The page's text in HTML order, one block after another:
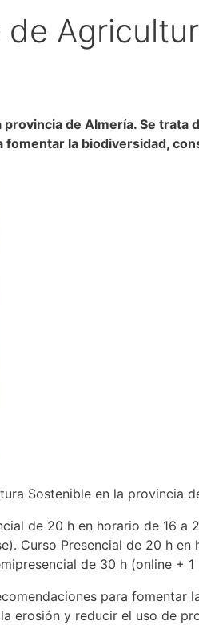
de Almería. Se
la biodiversidad,
Sostenible en la provincia
de 20 h en horario de 16 a
Curso Presencial de 20 h en
de 30 h (online +
para fomentar
erosión y reducir el uso de